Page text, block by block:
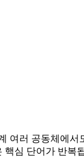
러 공동체에
핵심 단어가 반복